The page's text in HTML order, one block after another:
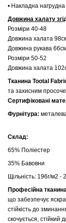
• Накладна нагрудна
Довжина халату
Розміри 40-48
Довжина халата
Довжина рукава
Розміри 50-52
Довжина халата
Тканина Tootal
та захисним
Сертифіковані
Фурнітура:
Склад:
65% Поліестер
35% Бавовни
Щільність: 196г/м2 -
Професійна тканина
що забезпечує
стійкість до
скочується, стійкий